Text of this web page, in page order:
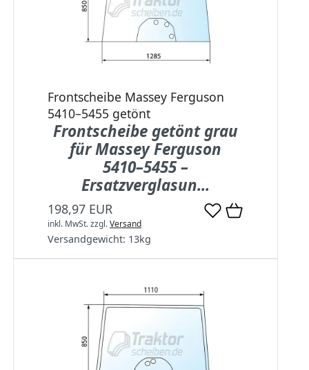
Frontscheibe Massey Ferguson
5410–5455 getönt
Frontscheibe getönt grau
für Massey Ferguson
5410–5455 –
Ersatzverglasun...
198,97 EUR
inkl. MwSt.zzgl.Versand
Versandgewicht: 13kg